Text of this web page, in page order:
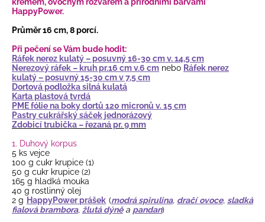
HappyPower.
Průměr 16 cm, 8 porcí.
Při pečení se Vám bude hodit:
Ráfek nerez kulatý – posuvný 16-30 cm v. 14,5 cm
Nerezový ráfek – kruh pr.16 cm v.6 cm nebo Ráfek nerez
kulatý – posuvný 15-30 cm v 7,5 cm
Dortová podložka silná kulatá
Karta plastová tvrdá
PME fólie na boky dortů 120 micronů v. 15 cm
Pastry cukrářský sáček jednorázový
Zdobicí trubička – řezaná pr. 9 mm
1. Duhový korpus
5 ks vejce
100 g cukr krupice (1)
50 g cukr krupice (2)
165 g hladká mouka
40 g rostlinný olej
2 g HappyPower prášek (modrá spirulina, dračí ovoce, sladká
fialová brambora, žlutá dýněa pandan)